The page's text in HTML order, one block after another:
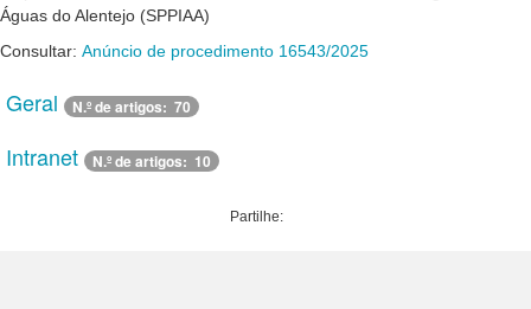
Águas do Alentejo (SPPIAA)
Consultar: Anúncio de procedimento 16543/2025
Geral N.º de artigos: 70
Intranet N.º de artigos: 10
Partilhe: